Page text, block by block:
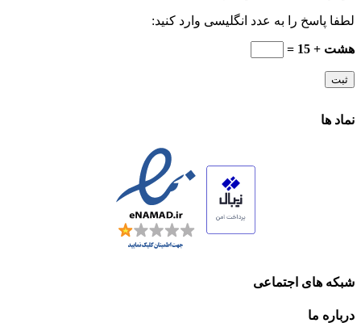
لطفا پاسخ را به عدد انگلیسی وارد کنید:
هشت + 15 =
نماد ها
شبکه های اجتماعی
درباره ما